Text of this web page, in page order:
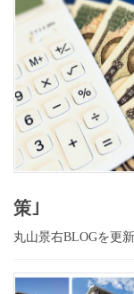
策｣
丸山景右BLOGを更